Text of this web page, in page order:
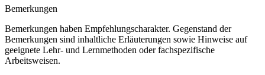
Bemerkungen
Bemerkungen haben Empfehlungscharakter. Gegenstand der
Bemerkungen sind inhaltliche Erläuterungen sowie Hinweise auf
geeignete Lehr- und Lernmethoden oder fachspezifische
Arbeitsweisen.